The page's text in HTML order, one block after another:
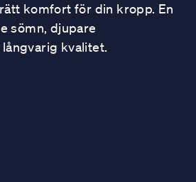
komfort för din kropp. En
sömn, djupare
kvalitet.